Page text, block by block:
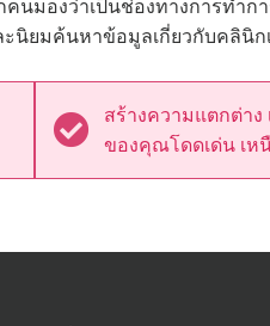
นมองว่าเป็นช่องทางการทำ
ยมค้นหาข้อมูลเกี่ยวกับคลินิก
สร้างความแตกต่าง
ของคุณโดดเด่น เห